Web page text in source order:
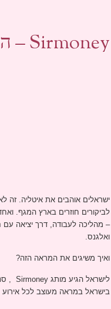
Sirmoney – הלב האיטלקי בתל אביב.
ישראלים אוהבים את איטליה. זה
לביקורים חוזרים בארץ המגף.
– מהליכה לעבודה, דרך יציאה עם
ואלגנס.
ואיך משיגים את המראה הזה?
בישראל במראה מעוצב לכל אירוע